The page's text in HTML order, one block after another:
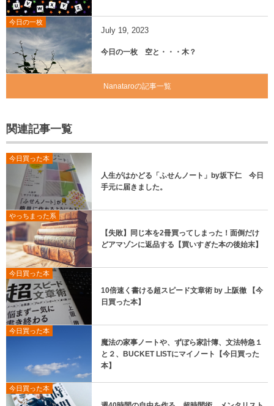
今日の一枚
July 19 2023
今日の一枚 空と・・・木？
Nanataroの記事一覧
関連記事一覧
今日買った本
人生がはかどる「ふせんノート」by坂下仁 今日
手元に届きました。
やっちまった系
【失敗】同じ本を2冊買ってしまった！面倒だけ
どアマゾンに返品する【買いすぎた本の後始末】
今日買った本
10倍速く書ける超スピード文章術 by 上阪徹 【今
日買った本】
今日買った本
魔法の家事ノートや、ずぼら家計簿、文法特急１
と２、BUCKET LISTにマイノート【今日買った
本】
今日買った本